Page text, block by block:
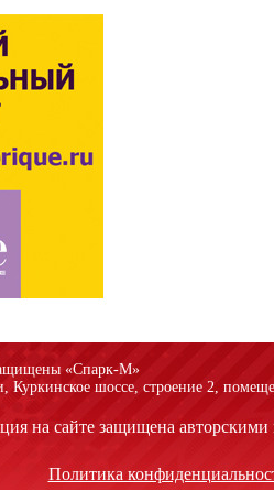
«Спарк-M»
Куркинское шоссе, строение 2,
на сайте защищена
Политика